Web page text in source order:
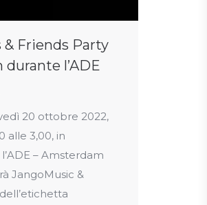
& Friends Party
l’ADE
20 ottobre 2022,
alle 3,00, in
– Amsterdam
JangoMusic &